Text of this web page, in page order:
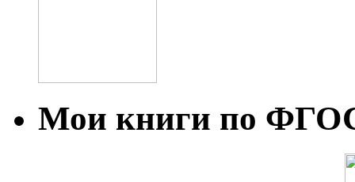
Мои книги по